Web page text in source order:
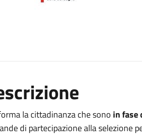
la cittadinanza che sono in fase
di partecipazione alla selezione